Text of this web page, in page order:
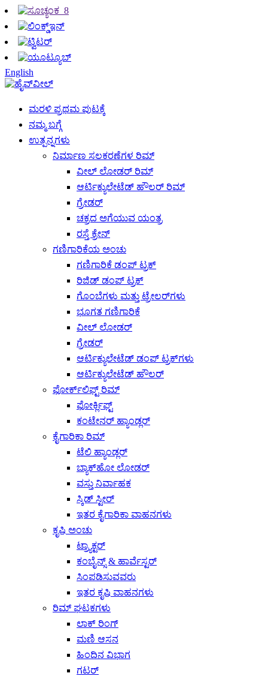
English
ಮರಳಿ ಪ್ರಥಮ ಪುಟಕ್ಕೆ
ನಮ್ಮ ಬಗ್ಗೆ
ಉತ್ಪನ್ನಗಳು
ನಿರ್ಮಾಣ ಸಲಕರಣೆಗಳ ರಿಮ್
ವೀಲ್ ಲೋಡರ್ ರಿಮ್
ಆರ್ಟಿಕ್ಯುಲೇಟೆಡ್ ಹೌಲರ್ ರಿಮ್
ಗ್ರೇಡರ್
ಚಕ್ರದ ಅಗೆಯುವ ಯಂತ್ರ
ರಸ್ತೆ ಕ್ರೇನ್
ಗಣಿಗಾರಿಕೆಯ ಅಂಚು
ಗಣಿಗಾರಿಕೆ ಡಂಪ್ ಟ್ರಕ್
ರಿಜಿಡ್ ಡಂಪ್ ಟ್ರಕ್
ಗೊಂಬೆಗಳು ಮತ್ತು ಟ್ರೇಲರ್‌ಗಳು
ಭೂಗತ ಗಣಿಗಾರಿಕೆ
ವೀಲ್ ಲೋಡರ್
ಗ್ರೇಡರ್
ಆರ್ಟಿಕ್ಯುಲೇಟೆಡ್ ಡಂಪ್ ಟ್ರಕ್‌ಗಳು
ಆರ್ಟಿಕ್ಯುಲೇಟೆಡ್ ಹೌಲರ್
ಫೋರ್ಕ್‌ಲಿಫ್ಟ್ ರಿಮ್
ಫೋರ್ಕ್ಲಿಫ್ಟ್
ಕಂಟೇನರ್ ಹ್ಯಾಂಡ್ಲರ್
ಕೈಗಾರಿಕಾ ರಿಮ್
ಟೆಲಿ ಹ್ಯಾಂಡ್ಲರ್
ಬ್ಯಾಕ್‌ಹೋ ಲೋಡರ್
ವಸ್ತು ನಿರ್ವಾಹಕ
ಸ್ಕಿಡ್ ಸ್ಟೀರ್
ಇತರ ಕೈಗಾರಿಕಾ ವಾಹನಗಳು
ಕೃಷಿ ಅಂಚು
ಟ್ರ್ಯಾಕ್ಟರ್
ಕಂಬೈನ್ಸ್ & ಹಾರ್ವೆಸ್ಟರ್
ಸಿಂಪಡಿಸುವವರು
ಇತರ ಕೃಷಿ ವಾಹನಗಳು
ರಿಮ್ ಘಟಕಗಳು
ಲಾಕ್ ರಿಂಗ್
ಮಣಿ ಆಸನ
ಹಿಂದಿನ ವಿಭಾಗ
ಗಟರ್